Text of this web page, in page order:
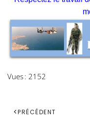
Vues : 2152
PRÉCÉDENT